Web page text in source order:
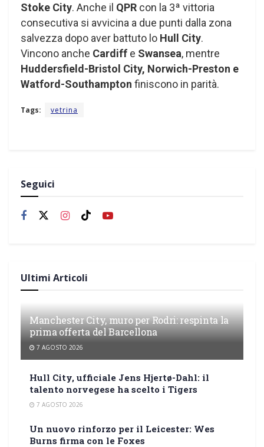
Stoke City. Anche il QPR con la 3ª vittoria
consecutiva si avvicina a due punti dalla zona
salvezza dopo aver battuto lo Hull City.
Vincono anche Cardiff e Swansea, mentre
Huddersfield-Bristol City, Norwich-Preston e
Watford-Southampton finiscono in parità.
Tags: vetrina
Seguici
Ultimi Articoli
Manchester City, muro per Rodri: respinta la
prima offerta del Barcellona
7 AGOSTO 2026
Hull City, ufficiale Jens Hjertø-Dahl: il
talento norvegese ha scelto i Tigers
7 AGOSTO 2026
Un nuovo rinforzo per il Leicester: Wes
Burns firma con le Foxes